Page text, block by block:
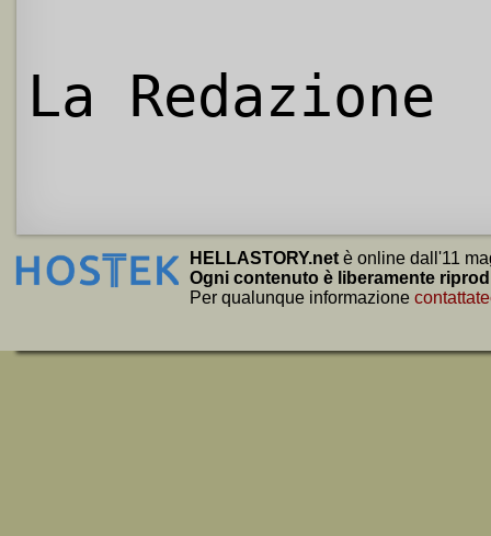
La Redazione
HELLASTORY.net è online dall'11
Ogni contenuto è liberamente
Per qualunque informazione